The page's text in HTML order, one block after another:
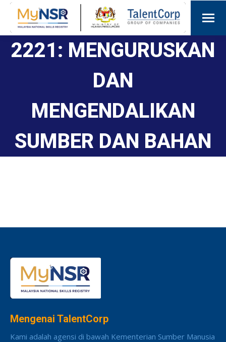
2221: MENGURUSKAN
DAN
MENGENDALIKAN
SUMBER DAN BAHAN
Mengenai TalentCorp
Kami adalah agensi di bawah Kementerian Sumber Manusia